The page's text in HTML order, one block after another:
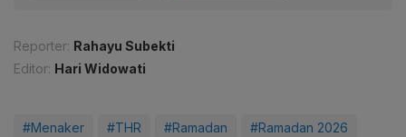
Reporter: Rahayu Subekti
Editor: Hari Widowati
#Menaker #THR #Ramadan #Ramadan 2026